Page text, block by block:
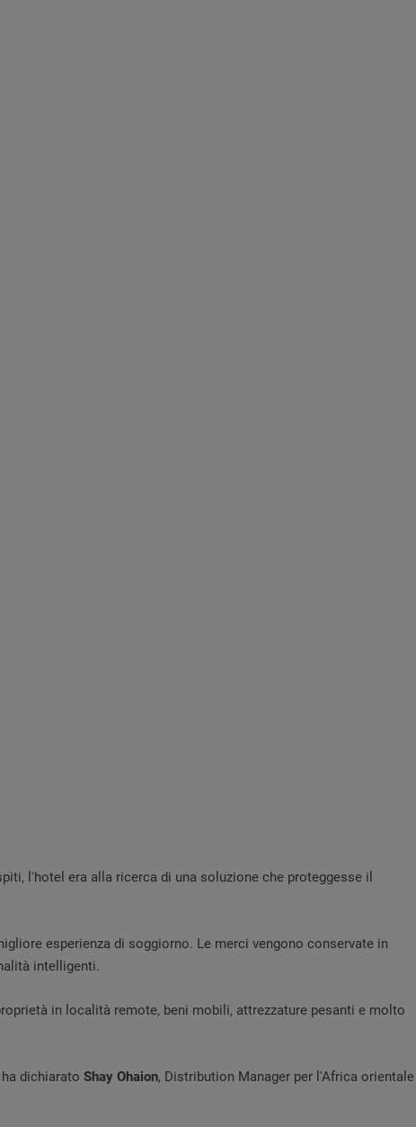
l'hotel era alla ricerca di una soluzione che proteggesse il
esperienza di soggiorno. Le merci vengono conservate in
intelligenti.
in località remote, beni mobili, attrezzature pesanti e molto
dichiarato Shay Ohaion, Distribution Manager per l'Africa orientale